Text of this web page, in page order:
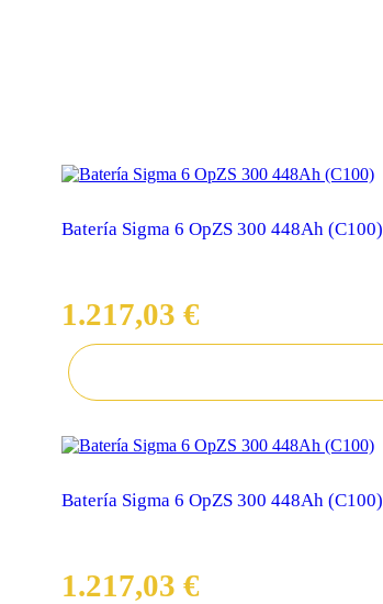
Batería Sigma 6 OpZS 300 448Ah (C100)
1.217,03 €
Batería Sigma 6 OpZS 300 448Ah (C100)
1.217,03 €